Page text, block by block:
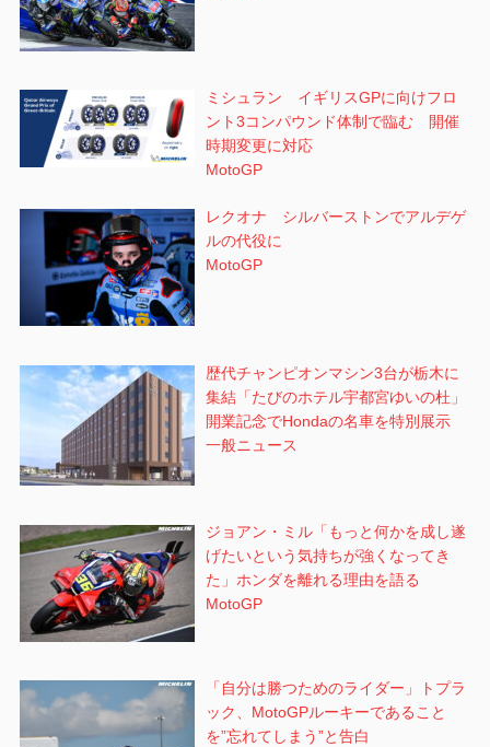
ミシュラン イギリスGPに向けフロ
ント3コンパウンド体制で臨む 開催
時期変更に対応
MotoGP
レクオナ シルバーストンでアルデゲ
ルの代役に
MotoGP
歴代チャンピオンマシン3台が栃木に
集結「たびのホテル宇都宮ゆいの杜」
開業記念でHondaの名車を特別展示
一般ニュース
ジョアン・ミル「もっと何かを成し遂
げたいという気持ちが強くなってき
た」ホンダを離れる理由を語る
MotoGP
「自分は勝つためのライダー」トプラ
ック、MotoGPルーキーであること
を”忘れてしまう”と告白